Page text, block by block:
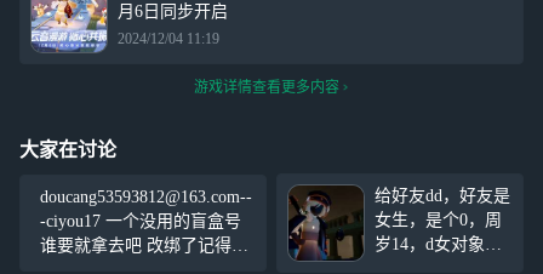
月6日同步开启
2024/12/04 11:19
游戏详情查看更多内容
大家在讨论
doucang53593812@163.com--
-ciyou17 一个没用的盲盒号
谁要就拿去吧 改绑了记得说
给好友dd，好友是
女生，是个0，周
岁14，d女对象。